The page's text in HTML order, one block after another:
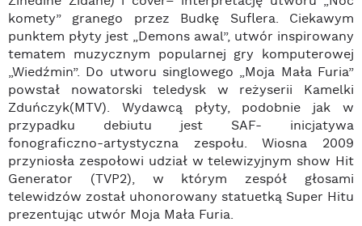
komety” granego przez Budkę Suflera. Ciekawym
punktem płyty jest „Demons awal”, utwór inspirowany
tematem muzycznym popularnej gry komputerowej
„Wiedźmin”. Do utworu singlowego „Moja Mała Furia”
powstał nowatorski teledysk w reżyserii Kamelki
Zduńczyk(MTV). Wydawcą płyty, podobnie jak w
przypadku debiutu jest SAF- inicjatywa
fonograficzno-artystyczna zespołu. Wiosna 2009
przyniosła zespołowi udział w telewizyjnym show Hit
Generator (TVP2), w którym zespół głosami
telewidzów został uhonorowany statuetką Super Hitu
prezentując utwór Moja Mała Furia.